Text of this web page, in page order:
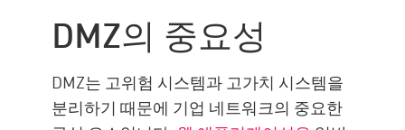
DMZ의 중요성
DMZ는 고위험 시스템과 고가치 시스템을
분리하기 때문에 기업 네트워크의 중요한